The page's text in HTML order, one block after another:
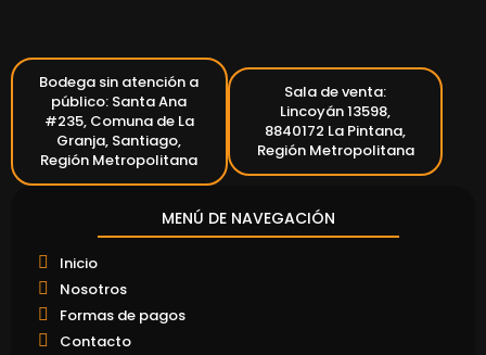
Bodega sin atención a
público: Santa Ana
#235, Comuna de La
Granja, Santiago,
Región Metropolitana
Sala de venta:
Lincoyán 13598,
8840172 La Pintana,
Región Metropolitana
MENÚ DE NAVEGACIÓN
Inicio
Nosotros
Formas de pagos
Contacto